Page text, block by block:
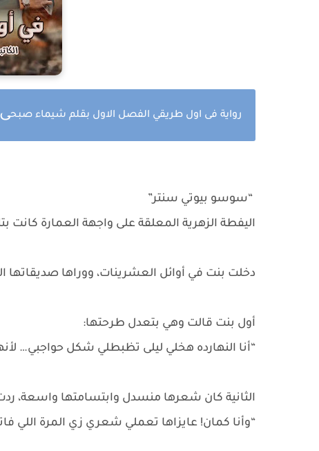
رواية فى اول طريقي الفصل الاول بقلم شيماء صبحى
“سوسو بيوتي سنتر”
اليفطة الزهرية المعلقة على واجهة العمارة كانت
دخلت بنت في أوائل العشرينات، ووراها
أول بنت قالت وهي بتعدل طرحتها:
“أنا النهارده هخلي ليلى تظبطلي شكل حواجبي…
الثانية كان شعرها منسدل وابتسامتها واسعة،
“وأنا كمان! عايزاها تعملي شعري زي المرة اللي